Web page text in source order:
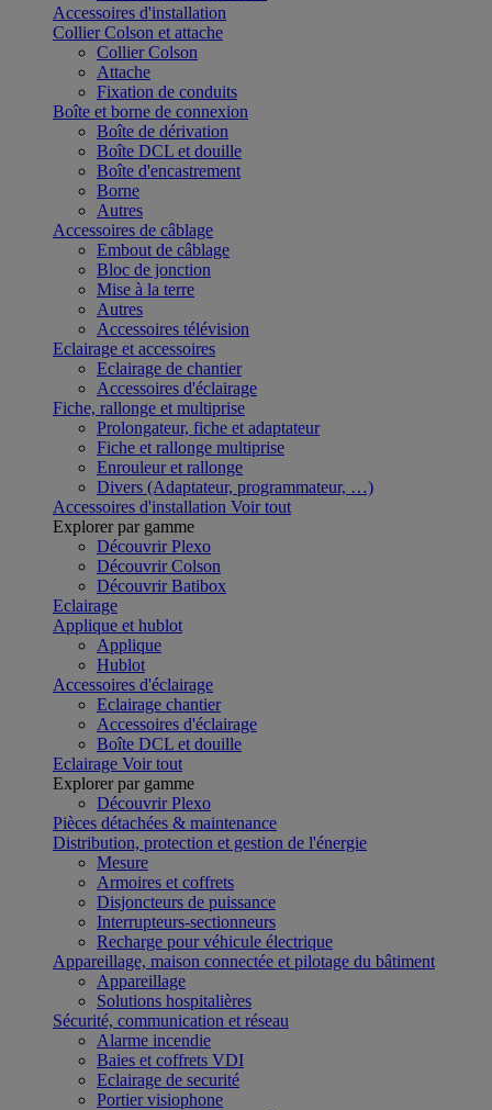
Accessoires d'installation
Collier Colson et attache
Collier Colson
Attache
Fixation de conduits
Boîte et borne de connexion
Boîte de dérivation
Boîte DCL et douille
Boîte d'encastrement
Borne
Autres
Accessoires de câblage
Embout de câblage
Bloc de jonction
Mise à la terre
Autres
Accessoires télévision
Eclairage et accessoires
Eclairage de chantier
Accessoires d'éclairage
Fiche, rallonge et multiprise
Prolongateur, fiche et adaptateur
Fiche et rallonge multiprise
Enrouleur et rallonge
Divers (Adaptateur, programmateur, …)
Accessoires d'installation Voir tout
Explorer par gamme
Découvrir Plexo
Découvrir Colson
Découvrir Batibox
Eclairage
Applique et hublot
Applique
Hublot
Accessoires d'éclairage
Eclairage chantier
Accessoires d'éclairage
Boîte DCL et douille
Eclairage Voir tout
Explorer par gamme
Découvrir Plexo
Pièces détachées & maintenance
Distribution, protection et gestion de l'énergie
Mesure
Armoires et coffrets
Disjoncteurs de puissance
Interrupteurs-sectionneurs
Recharge pour véhicule électrique
Appareillage, maison connectée et pilotage du bâtiment
Appareillage
Solutions hospitalières
Sécurité, communication et réseau
Alarme incendie
Baies et coffrets VDI
Eclairage de securité
Portier visiophone